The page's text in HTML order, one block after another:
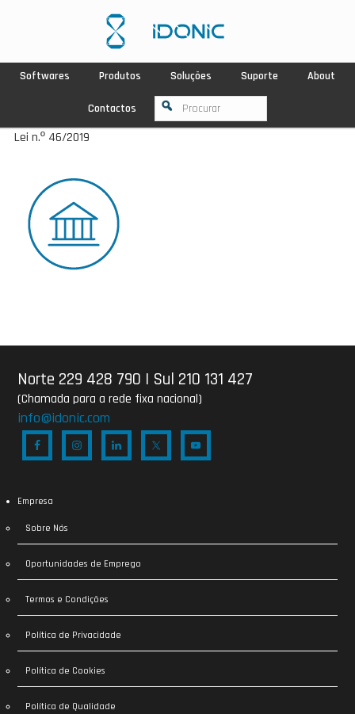
Softwares Produtos Soluções Suporte About
Contactos
Lei n.º 46/2019
Norte 229 428 790 | Sul 210 131 427
(Chamada para a rede fixa nacional)
info@idonic.com
Empresa
Sobre Nós
Oportunidades de Emprego
Termos e Condições
Política de Privacidade
Política de Cookies
Política de Qualidade